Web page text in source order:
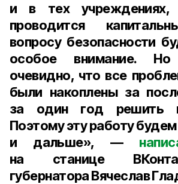
и в тех учреждениях,
проводится
вопросу безопасности
особое внимание. Но
очевидно, что все
были накоплены за
за один год решить
Поэтому эту работу
и дальше», —
на станице
губернатора Вячеслав